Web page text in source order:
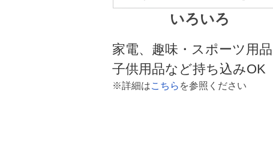
いろいろ
家電、趣味・スポーツ用品
子供用品など持ち込みOK
※詳細はこちら を参照ください